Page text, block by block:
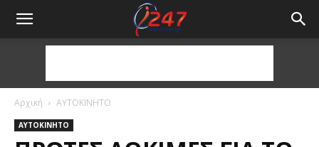
Αρχική ΑΥΤΟΚΙΝΗΤΟ
ΑΥΤΟΚΙΝΗΤΟ